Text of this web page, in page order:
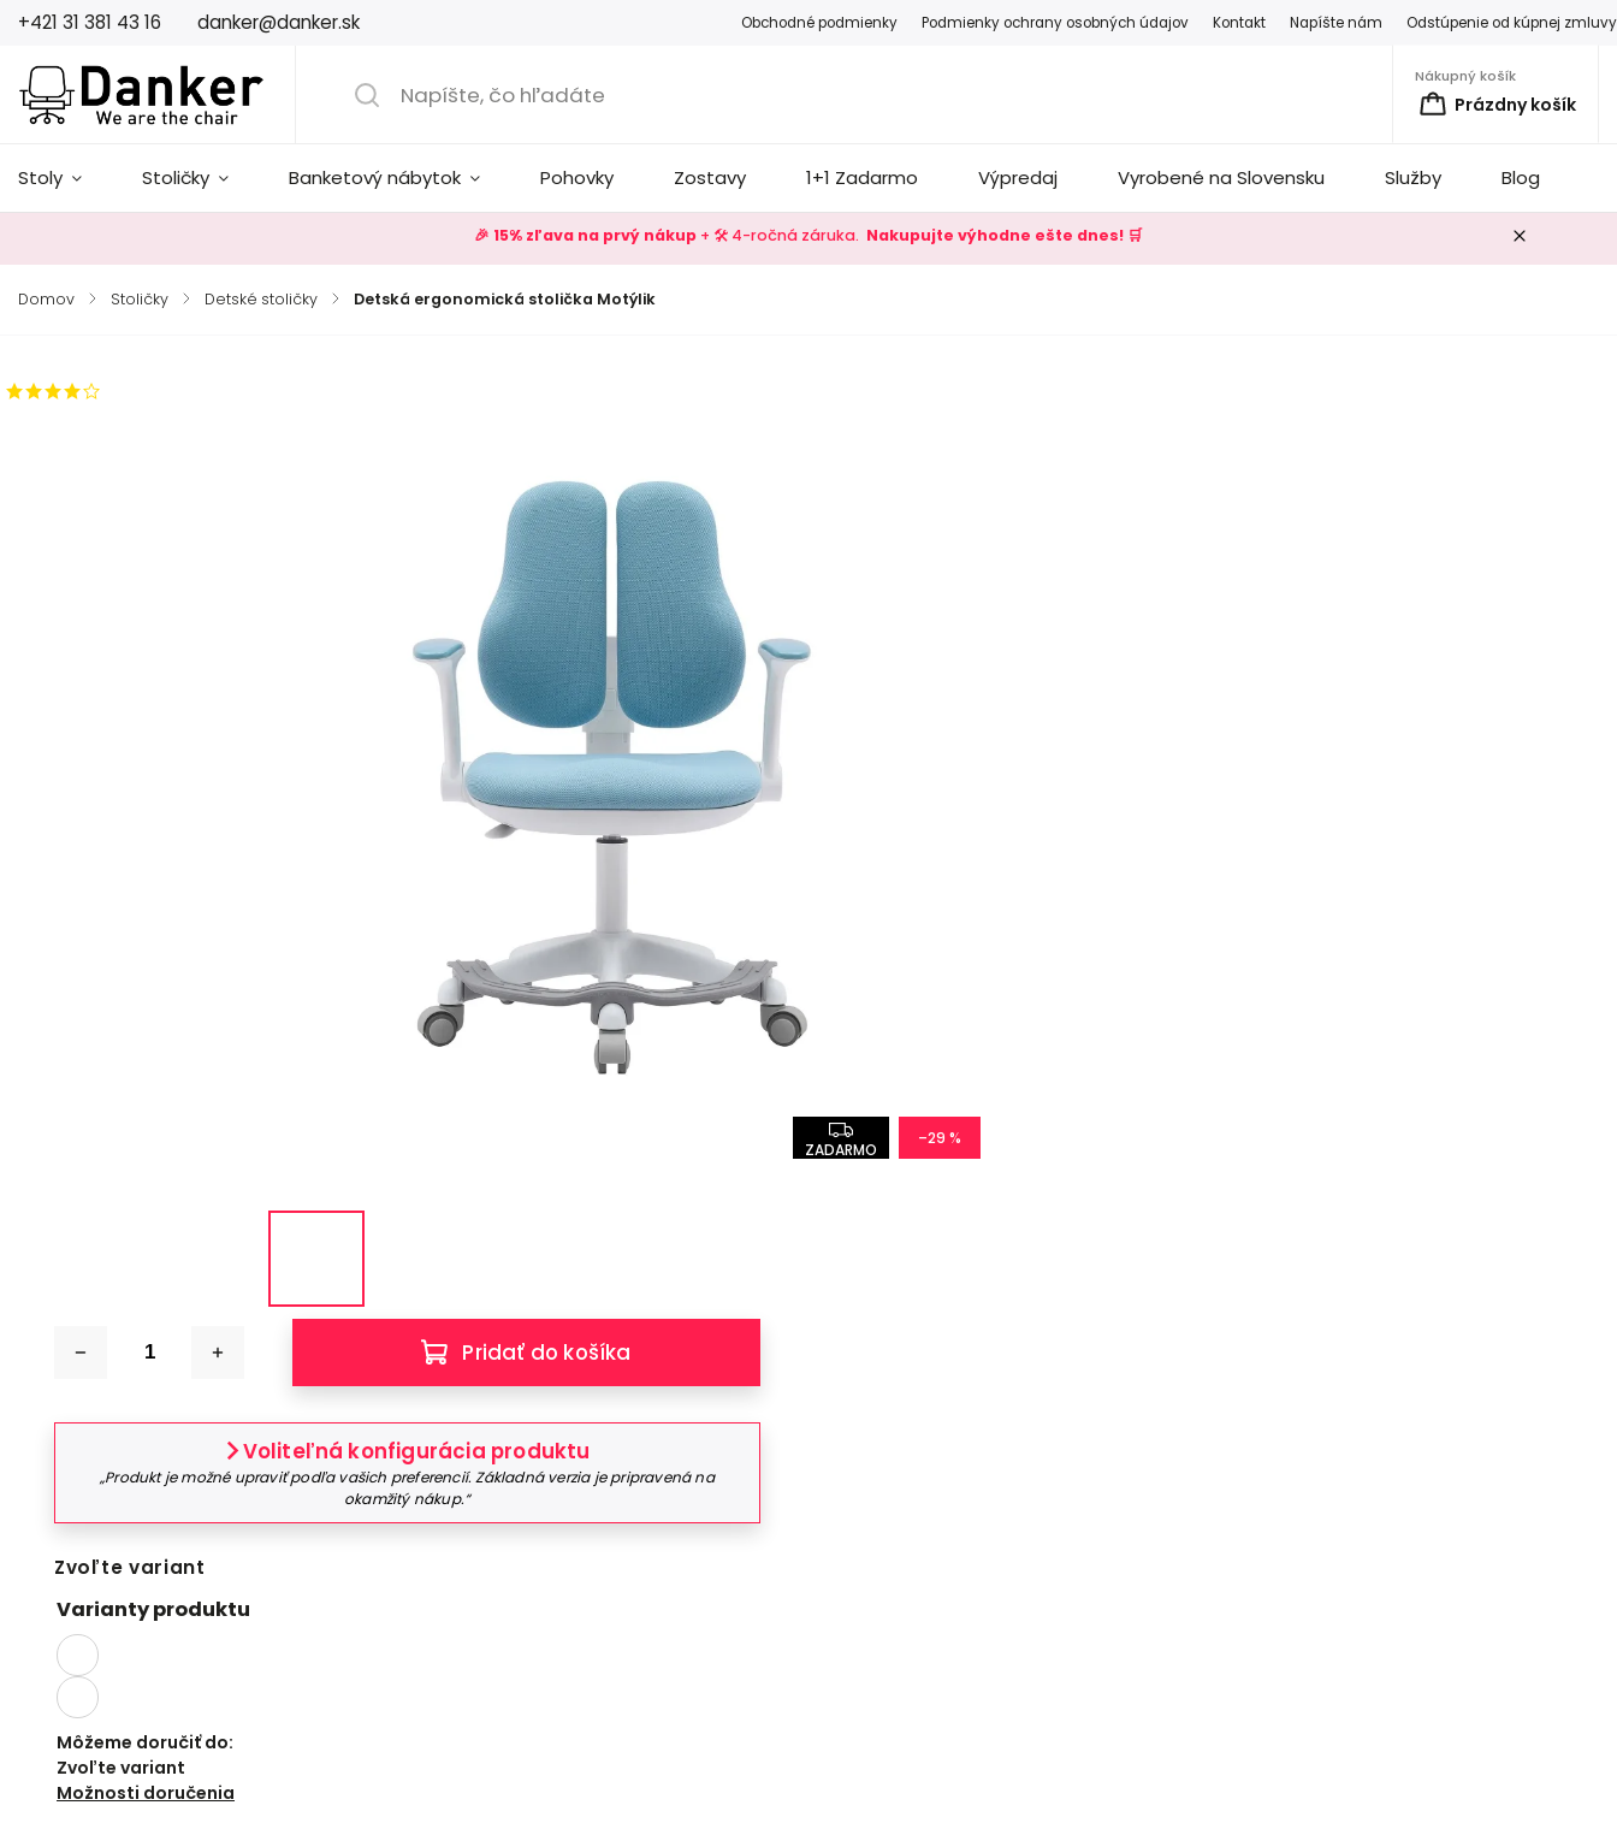
+421 31 381 43 16 danker@danker.sk Obchodné podmienky Podmienky ochrany osobných údajov Kontakt Napíšte nám Odstúpenie od kúpnej zmluvy
Nákupný košík
Prázdny košík
Stoly Stoličky Banketový nábytok Pohovky Zostavy 1+1 Zadarmo Výpredaj Vyrobené na Slovensku Služby Blog
🎉 15% zľava na prvý nákup + 🛠️ 4-ročná záruka. Nakupujte výhodne ešte dnes! 🛒
Domov / Stoličky / Detské stoličky / Detská ergonomická stolička Motýlik
ZADARMO
–29 %
Zvoľte variant
Varianty produktu
Môžeme doručiť do:
Zvoľte variant
Možnosti doručenia
Voliteľná konfigurácia produktu
„Produkt je možné upraviť podľa vašich preferencií. Základná verzia je pripravená na
okamžitý nákup.“
Pridať do košíka